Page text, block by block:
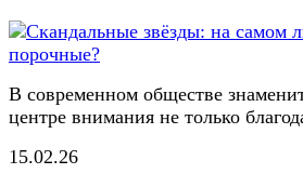
В современном обществе
центре внимания не только
15.02.26